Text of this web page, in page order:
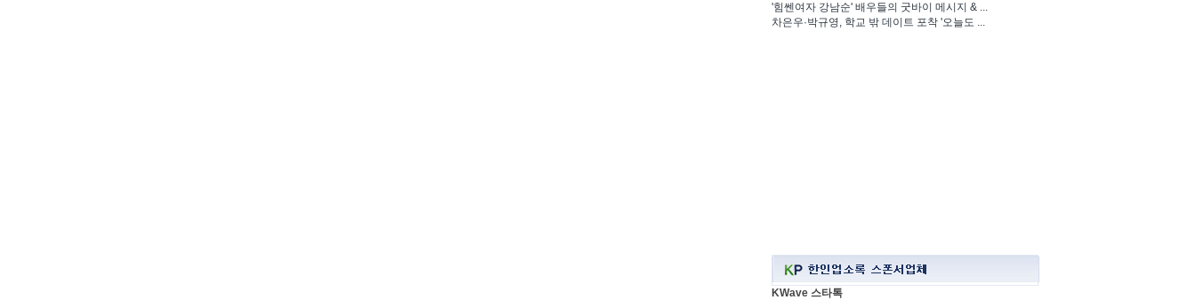
'힘쎈여자 강남순' 배우들의 굿바이 메시지 & ...
차은우·박규영, 학교 밖 데이트 포착 '오늘도 ...
KWave 스타톡